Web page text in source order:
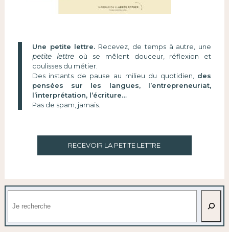
Une petite lettre. Recevez, de temps à autre, une
petite lettreoù se mêlent douceur, réflexion et
coulisses du métier.
Des instants de pause au milieu du quotidien, des
pensées sur les langues, l’entrepreneuriat,
l’interprétation, l’écriture…
Pas de spam, jamais.
RECEVOIR LA PETITE LETTRE